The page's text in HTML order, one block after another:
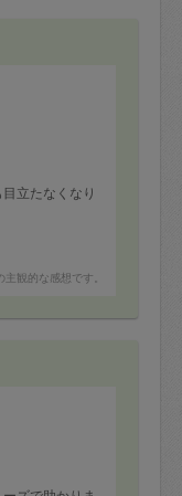
立たなくなり
観的な感想です。